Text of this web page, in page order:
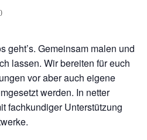
geht’s. Gemeinsam malen und
lassen. Wir bereiten für euch
vor aber auch eigene
werden. In netter
fachkundiger Unterstützung